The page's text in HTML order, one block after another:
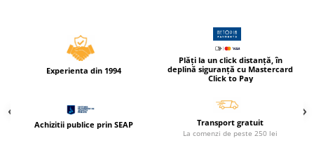
Hartie glacee
Vocabulare
Etichete scolare
Acuarele, guase, tempera si
Experienta din 1994
Plăți la un click distanță, în
deplină siguranță cu Mastercard
Click to Pay
Achizitii publice prin SEAP Transport gratuit
La comenzi de peste 250 lei